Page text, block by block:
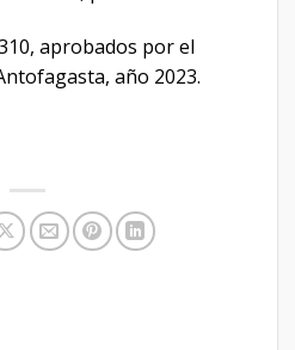
aprobados por el
año 2023.